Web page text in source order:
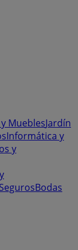
MueblesJardín
Informática y
y
Bodas